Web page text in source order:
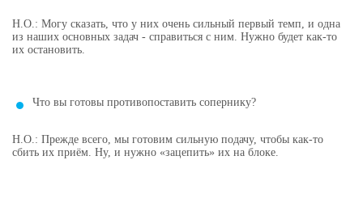
Н.О.: Могу сказать, что у них очень сильный первый темп, и одна
из наших основных задач - справиться с ним. Нужно будет как-то
их остановить.
Что вы готовы противопоставить сопернику?
Н.О.: Прежде всего, мы готовим сильную подачу, чтобы как-то
сбить их приём. Ну, и нужно «зацепить» их на блоке.